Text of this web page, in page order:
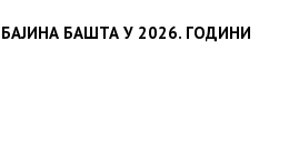
БАШТА У 2026. ГОДИНИ